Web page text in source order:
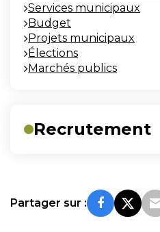
Services municipaux
Budget
Projets municipaux
Élections
Marchés publics
Recrutement
Partager sur :